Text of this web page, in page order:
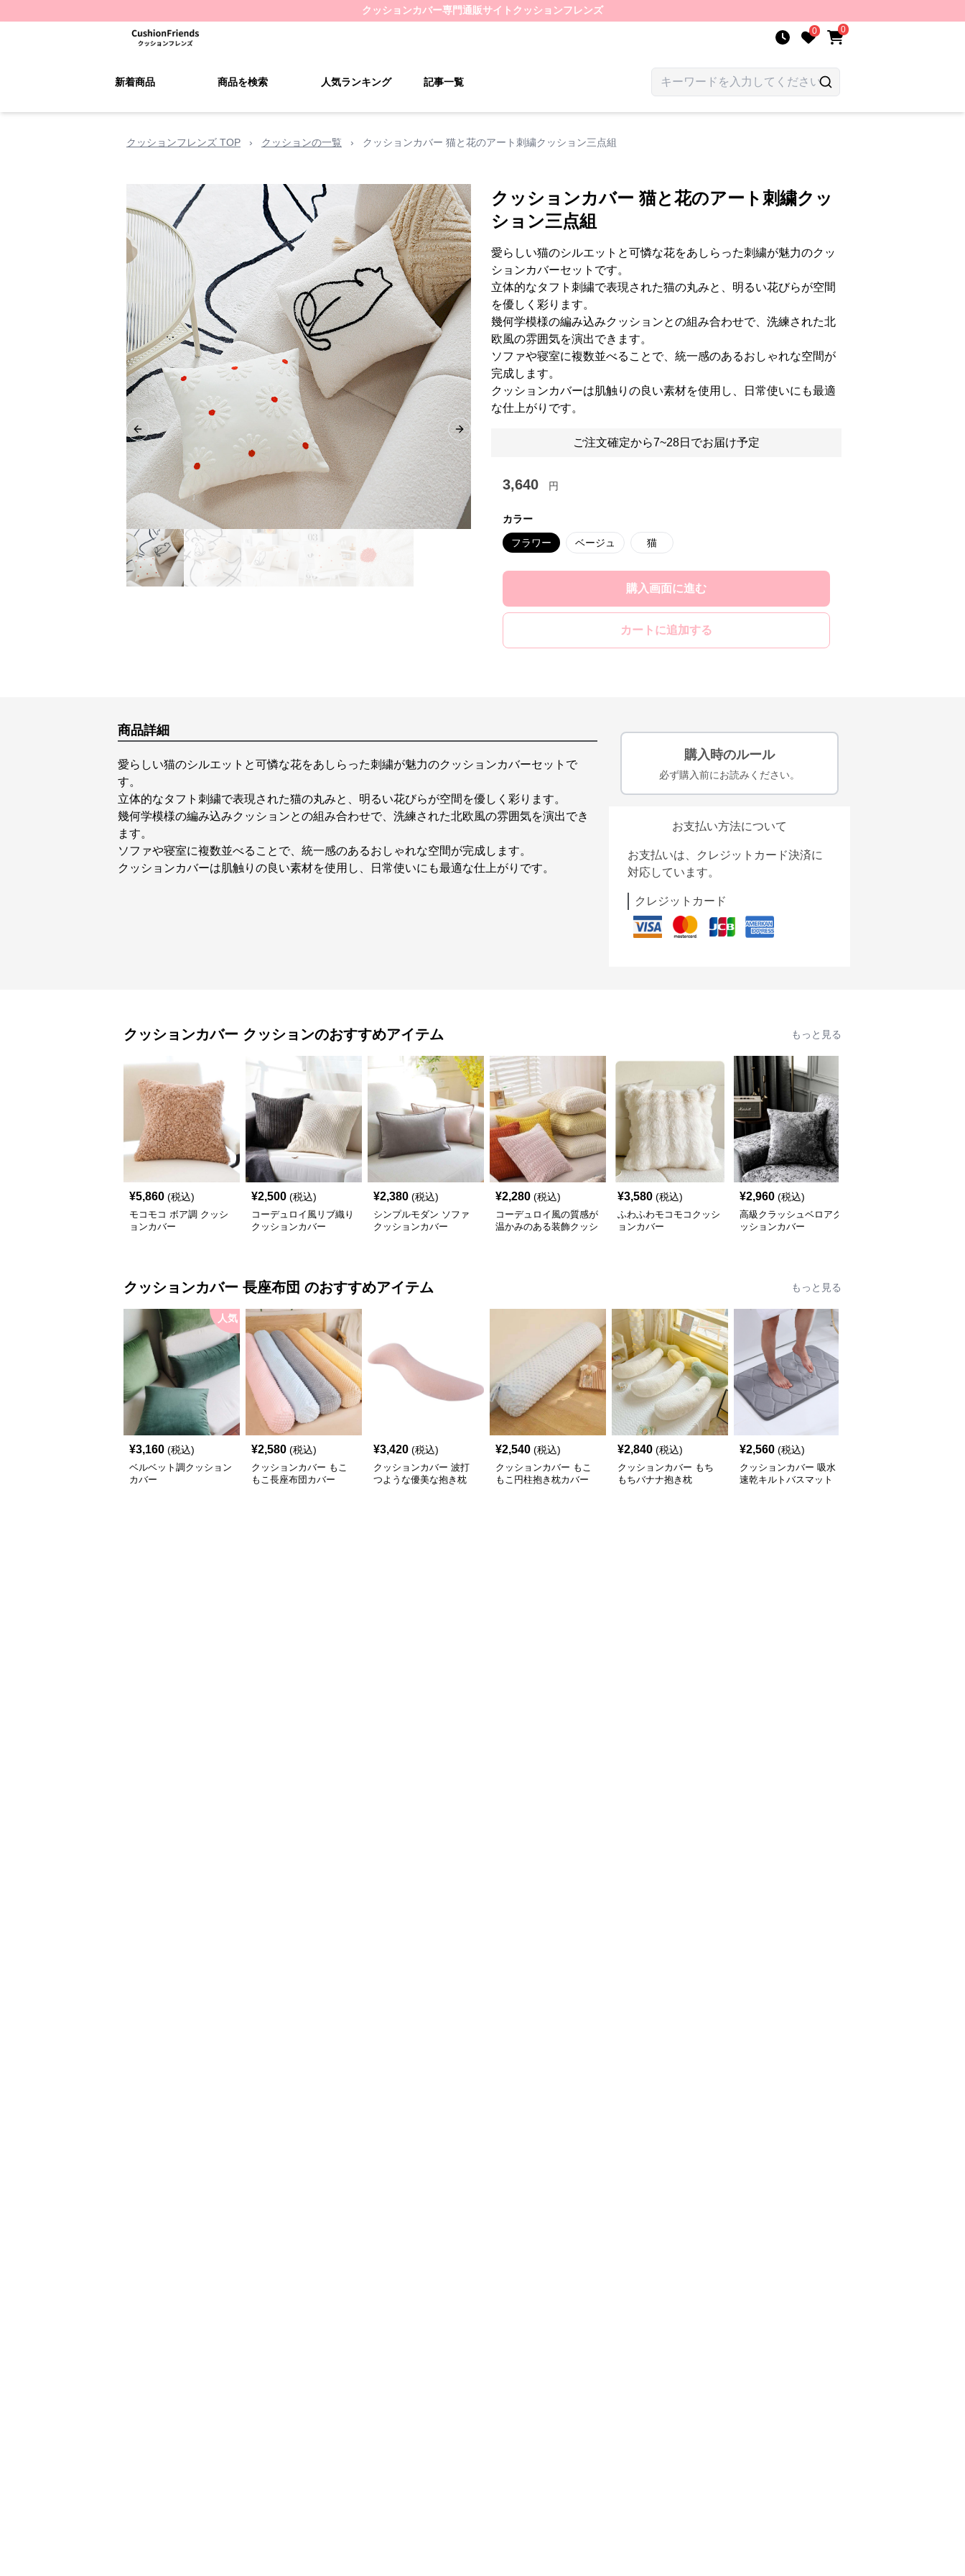
クッションカバー専門通販サイト クッションフレンズ
0 0
新着商品 商品を検索 人気ランキング 記事一覧
クッションフレンズ TOP › クッションの一覧 › クッションカバー 猫と花のアート刺繍クッション三点組
Previous slide Next slide
クッションカバー 猫と花のアート刺繍クッ
ション三点組
愛らしい猫のシルエットと可憐な花をあしらった刺繍が魅力のクッ
ションカバーセットです。
立体的なタフト刺繍で表現された猫の丸みと、明るい花びらが空間
を優しく彩ります。
幾何学模様の編み込みクッションとの組み合わせで、洗練された北
欧風の雰囲気を演出できます。
ソファや寝室に複数並べることで、統一感のあるおしゃれな空間が
完成します。
クッションカバーは肌触りの良い素材を使用し、日常使いにも最適
な仕上がりです。
ご注文確定から7~28日でお届け予定
3,640 円
カラー
フラワー ベージュ 猫
購入画面に進む
カートに追加する
商品詳細
愛らしい猫のシルエットと可憐な花をあしらった刺繍が魅力のクッションカバーセットで
す。
立体的なタフト刺繍で表現された猫の丸みと、明るい花びらが空間を優しく彩ります。
幾何学模様の編み込みクッションとの組み合わせで、洗練された北欧風の雰囲気を演出でき
ます。
ソファや寝室に複数並べることで、統一感のあるおしゃれな空間が完成します。
クッションカバーは肌触りの良い素材を使用し、日常使いにも最適な仕上がりです。
購入時のルール
必ず購入前にお読みください。
お支払い方法について
お支払いは、クレジットカード決済に
対応しています。
クレジットカード
クッションカバー クッションのおすすめアイテム もっと見る
¥5,860 (税込)
モコモコ ボア調 クッシ
ョンカバー
¥2,500 (税込)
コーデュロイ風リブ織り
クッションカバー
¥2,380 (税込)
シンプルモダン ソファ
クッションカバー
¥2,280 (税込)
コーデュロイ風の質感が
温かみのある装飾クッシ
¥3,580 (税込)
ふわふわモコモコクッシ
ョンカバー
¥2,960 (税込)
高級クラッシュベロアク
ッションカバー
クッションカバー 長座布団 のおすすめアイテム もっと見る
人気
¥3,160 (税込)
ベルベット調クッション
カバー
¥2,580 (税込)
クッションカバー もこ
もこ長座布団カバー
¥3,420 (税込)
クッションカバー 波打
つような優美な抱き枕
¥2,540 (税込)
クッションカバー もこ
もこ円柱抱き枕カバー
¥2,840 (税込)
クッションカバー もち
もちバナナ抱き枕
¥2,560 (税込)
クッションカバー 吸水
速乾キルトバスマット